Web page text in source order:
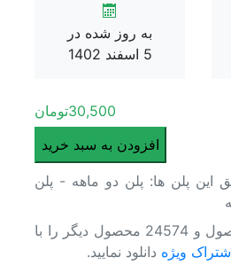
وکتور لایه باز
موزیک
افکت صدا
زمینه
به روز شده در
5 اسفند 1402
30,500تومان
افزودن به سبد خرید
این پلن ها: پلن دو ماهه - پلن
شما می توانید این محصول و 24574 محصول دیگر را با
ویژه دانلود نمایید.